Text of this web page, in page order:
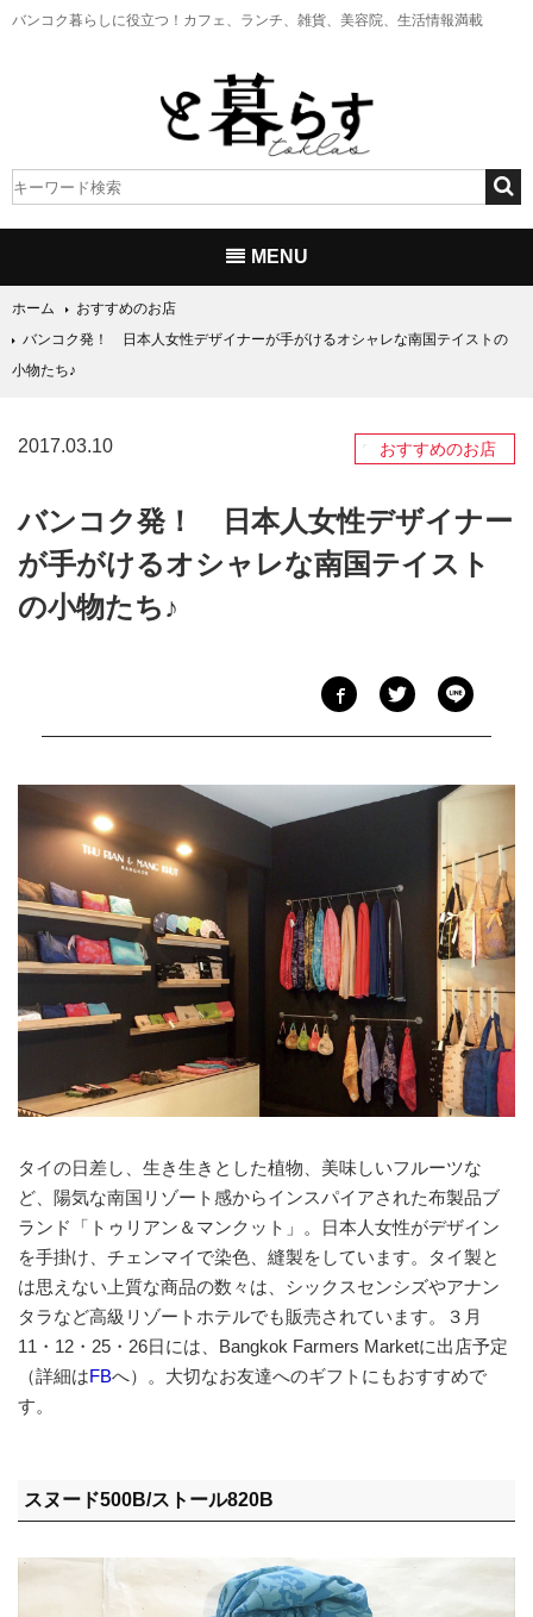
バンコク暮らしに役立つ！ カフェ、ランチ、雑貨、美容院、生活情報満載
MENU
ホーム
おすすめのお店
バンコク発！ 日本人女性デザイナーが手がけるオシャレな南国テイストの
小物たち♪
2017.03.10 おすすめのお店
バンコク発！ 日本人女性デザイナー
が手がけるオシャレな南国テイスト
の小物たち♪
タイの日差し、生き生きとした植物、美味しいフルーツな
ど、陽気な南国リゾート感からインスパイアされた布製品ブ
ランド「トゥリアン＆マンクット」。日本人女性がデザイン
を手掛け、チェンマイで染色、縫製をしています。タイ製と
は思えない上質な商品の数々は、シックスセンシズやアナン
タラなど高級リゾートホテルでも販売されています。３月
11・12・25・26日には、Bangkok Farmers Marketに出店予定
（詳細はFBへ）
。大切なお友達へのギフトにもおすすめで
す。
スヌード500B/ストール820B